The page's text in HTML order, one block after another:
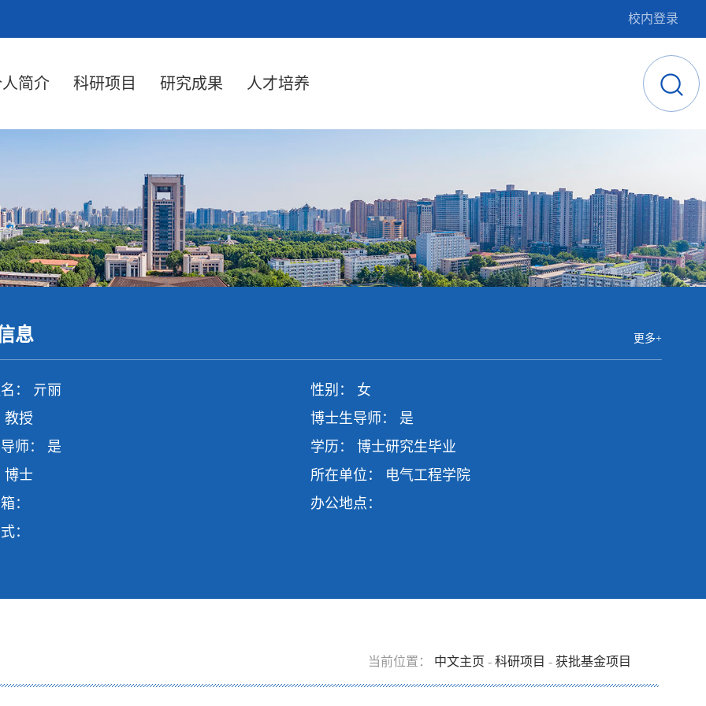
校内登录
简介 科研项目 研究成果 人才培养
息 更多+
： 亓丽
性别： 女
教授
博士生导师： 是
师： 是
学历： 博士研究生毕业
博士
所在单位： 电气工程学院
：
办公地点：
：
当前位置： 中文主页 - 科研项目 - 获批基金项目